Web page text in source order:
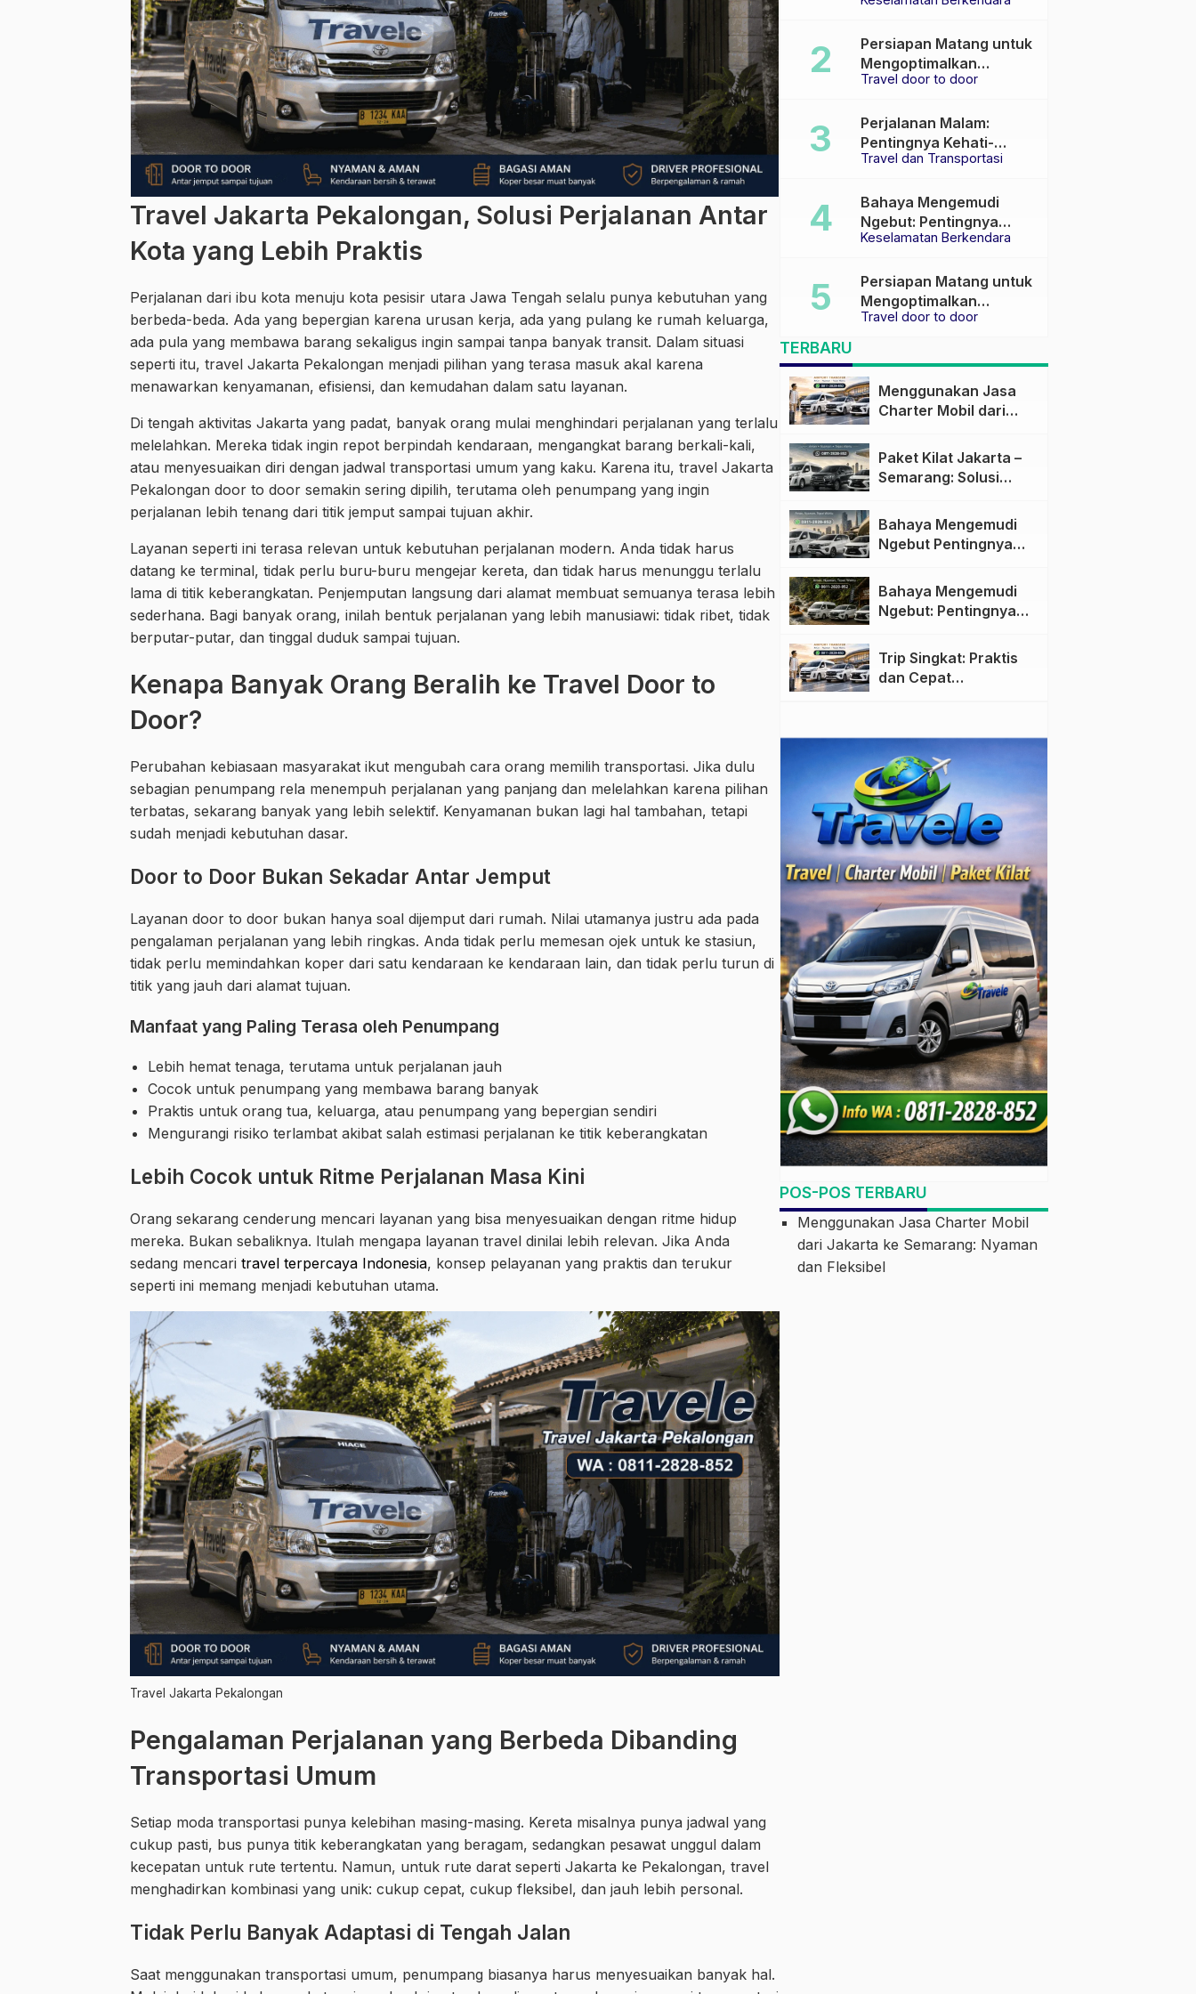
Travel Jakarta Pekalongan, Solusi Perjalanan Antar
Kota yang Lebih Praktis
Perjalanan dari ibu kota menuju kota pesisir utara Jawa Tengah selalu punya kebutuhan yang
berbeda-beda. Ada yang bepergian karena urusan kerja, ada yang pulang ke rumah keluarga,
ada pula yang membawa barang sekaligus ingin sampai tanpa banyak transit. Dalam situasi
seperti itu, travel Jakarta Pekalongan menjadi pilihan yang terasa masuk akal karena
menawarkan kenyamanan, efisiensi, dan kemudahan dalam satu layanan.
Di tengah aktivitas Jakarta yang padat, banyak orang mulai menghindari perjalanan yang terlalu
melelahkan. Mereka tidak ingin repot berpindah kendaraan, mengangkat barang berkali-kali,
atau menyesuaikan diri dengan jadwal transportasi umum yang kaku. Karena itu, travel Jakarta
Pekalongan door to door semakin sering dipilih, terutama oleh penumpang yang ingin
perjalanan lebih tenang dari titik jemput sampai tujuan akhir.
Layanan seperti ini terasa relevan untuk kebutuhan perjalanan modern. Anda tidak harus
datang ke terminal, tidak perlu buru-buru mengejar kereta, dan tidak harus menunggu terlalu
lama di titik keberangkatan. Penjemputan langsung dari alamat membuat semuanya terasa lebih
sederhana. Bagi banyak orang, inilah bentuk perjalanan yang lebih manusiawi: tidak ribet, tidak
berputar-putar, dan tinggal duduk sampai tujuan.
Kenapa Banyak Orang Beralih ke Travel Door to
Door?
Perubahan kebiasaan masyarakat ikut mengubah cara orang memilih transportasi. Jika dulu
sebagian penumpang rela menempuh perjalanan yang panjang dan melelahkan karena pilihan
terbatas, sekarang banyak yang lebih selektif. Kenyamanan bukan lagi hal tambahan, tetapi
sudah menjadi kebutuhan dasar.
Door to Door Bukan Sekadar Antar Jemput
Layanan door to door bukan hanya soal dijemput dari rumah. Nilai utamanya justru ada pada
pengalaman perjalanan yang lebih ringkas. Anda tidak perlu memesan ojek untuk ke stasiun,
tidak perlu memindahkan koper dari satu kendaraan ke kendaraan lain, dan tidak perlu turun di
titik yang jauh dari alamat tujuan.
Manfaat yang Paling Terasa oleh Penumpang
Lebih hemat tenaga, terutama untuk perjalanan jauh
Cocok untuk penumpang yang membawa barang banyak
Praktis untuk orang tua, keluarga, atau penumpang yang bepergian sendiri
Mengurangi risiko terlambat akibat salah estimasi perjalanan ke titik keberangkatan
Lebih Cocok untuk Ritme Perjalanan Masa Kini
Orang sekarang cenderung mencari layanan yang bisa menyesuaikan dengan ritme hidup
mereka. Bukan sebaliknya. Itulah mengapa layanan travel dinilai lebih relevan. Jika Anda
sedang mencari travel terpercaya Indonesia, konsep pelayanan yang praktis dan terukur
seperti ini memang menjadi kebutuhan utama.
Travel Jakarta Pekalongan
Pengalaman Perjalanan yang Berbeda Dibanding
Transportasi Umum
Setiap moda transportasi punya kelebihan masing-masing. Kereta misalnya punya jadwal yang
cukup pasti, bus punya titik keberangkatan yang beragam, sedangkan pesawat unggul dalam
kecepatan untuk rute tertentu. Namun, untuk rute darat seperti Jakarta ke Pekalongan, travel
menghadirkan kombinasi yang unik: cukup cepat, cukup fleksibel, dan jauh lebih personal.
Tidak Perlu Banyak Adaptasi di Tengah Jalan
Saat menggunakan transportasi umum, penumpang biasanya harus menyesuaikan banyak hal.
Travel door to door
Persiapan Matang untuk
Mengoptimalkan
Pengalaman Travel
Travel dan Transportasi
Perjalanan Malam:
Pentingnya Kehati-
hatian dan Pemilihan
Keselamatan Berkendara
Bahaya Mengemudi
Ngebut: Pentingnya
Keselamatan di Jalan
Travel door to door
Persiapan Matang untuk
Mengoptimalkan
Pengalaman Travel
TERBARU
Menggunakan Jasa
Charter Mobil dari
Nyaman dan Fleksibel
Paket Kilat Jakarta –
Semarang: Solusi
Efisien
Bahaya Mengemudi
Ngebut Pentingnya
raya
Bahaya Mengemudi
Ngebut: Pentingnya
Trip Singkat: Praktis
dan Cepat
POS-POS TERBARU
Menggunakan Jasa Charter Mobil
dari Jakarta ke Semarang: Nyaman
dan Fleksibel